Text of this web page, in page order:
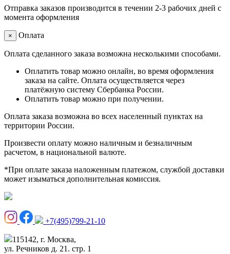
Отправка заказов производится в течении 2-3 рабочих дней с
момента оформления
× Оплата
Оплата сделанного заказа возможна несколькими способами.
Оплатить товар можно онлайн, во время оформления
заказа на сайте. Оплата осуществляется через
платёжную систему Сбербанка России.
Оплатить товар можно при получении.
Оплата заказа возможна во всех населенный пунктах на
территории России.
Произвести оплату можно наличным и безналичным
расчетом, в национальной валюте.
*При оплате заказа наложенным платежом, службой доставки
может изыматься дополнительная комиссия.
+7(495)799-21-10
115142, г. Москва,
ул. Речников д. 21. стр. 1